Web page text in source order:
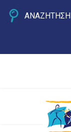
ΑΝΑΖΗΤΗΣΗ